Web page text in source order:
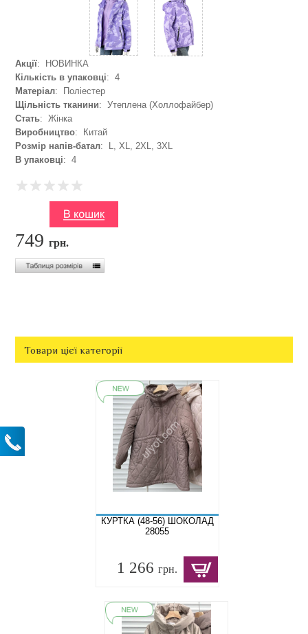
Акції: НОВИНКА
Кількість в упаковці: 4
Матеріал: Поліестер
Щільність тканини: Утеплена (Холлофайбер)
Стать: Жінка
Виробництво: Китай
Розмір напів-батал: L, XL, 2XL, 3XL
В упаковці: 4
749грн.
Товари цієї категорії
КУРТКА (48-56) ШОКОЛАД
28055
1 266грн.